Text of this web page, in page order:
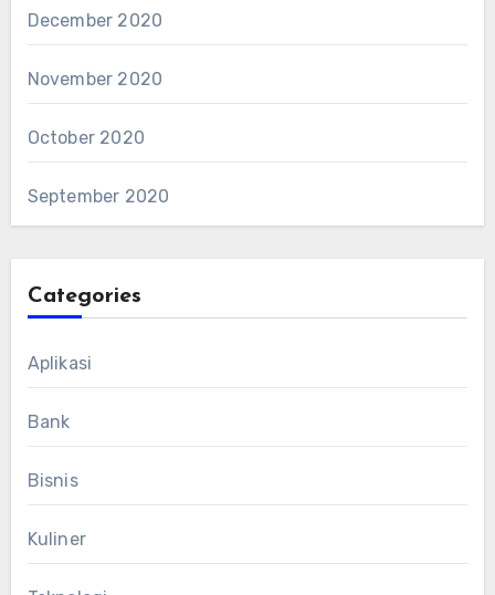
December 2020
November 2020
October 2020
September 2020
Categories
Aplikasi
Bank
Bisnis
Kuliner